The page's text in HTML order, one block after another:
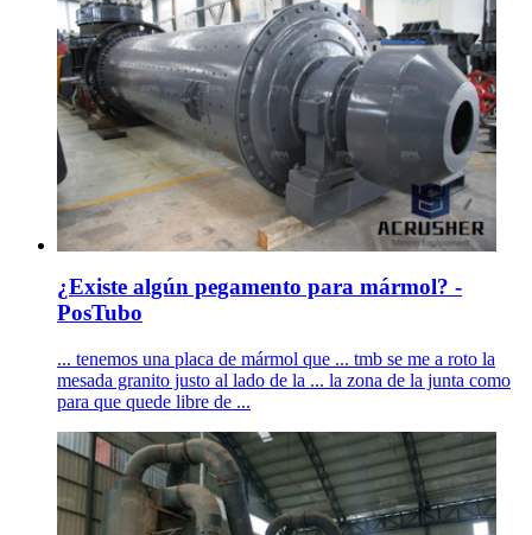
¿Existe algún pegamento para mármol? -
PosTubo
... tenemos una placa de mármol que ... tmb se me a roto la
mesada granito justo al lado de la ... la zona de la junta como
para que quede libre de ...